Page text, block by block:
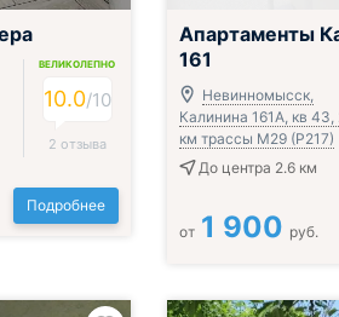
ВЕЛИКОЛЕПНО
10.0/10
2 отзыва
Подробнее
Апартаменты
161
Невинномысск,
Калинина 161А, кв 43,
км трассы М29 (Р217)
До центра 2.6 км
от 1 900 руб.